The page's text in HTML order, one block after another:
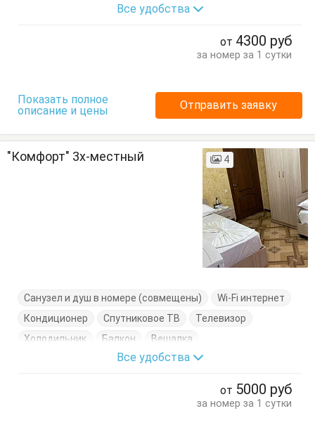
Журнальный столик
Кресло-кровать
Шкаф
Все удобства
от 4300 руб
за номер за 1 сутки
Показать полное
описание и цены
Отправить заявку
"Комфорт" 3х-местный 4
Санузел и душ в номере (совмещены)
Wi-Fi интернет
Кондиционер
Спутниковое ТВ
Телевизор
Холодильник
Балкон
Вешалка
Журнальный столик
Кресло-кровать
Шкаф
Все удобства
от 5000 руб
за номер за 1 сутки